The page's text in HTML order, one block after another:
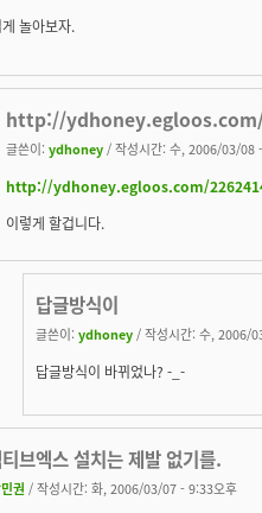
놀아보자.
http://ydhoney.egloos.com/
글쓴이: ydhoney / 작성시간: 수, 2006/03/08
http://ydhoney.egloos.com/
이렇게 할겁니다.
답글방식이
글쓴이: ydhoney / 작성시간: 수, 2006/
답글방식이 바뀌었나? -_-
브엑스 설치는 제발 없기를.
권 / 작성시간: 화, 2006/03/07 - 9:33오후